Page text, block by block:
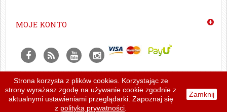
MOJE KONTO
Strona korzysta z plików cookies. Korzystając ze
strony wyrażasz zgodę na używanie cookie zgodnie z
aktualnymi ustawieniami przeglądarki. Zapoznaj się
z polityką prywatności
Zamknij
|Newslettery
Instrukcja redakcyjna |Regulamin
Projekt i wykonanie:
MasterProject